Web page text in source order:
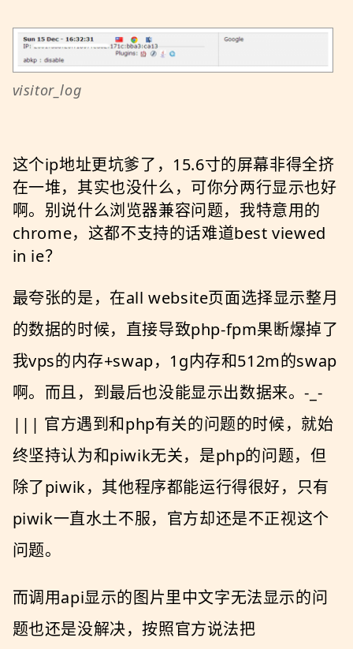
visitor_log
这个ip地址更坑爹了，15.6寸的屏幕非得全挤
在一堆，其实也没什么，可你分两行显示也好
啊。别说什么浏览器兼容问题，我特意用的
chrome，这都不支持的话难道best viewed
in ie？
最夸张的是，在all website页面选择显示整月
的数据的时候，直接导致php-fpm果断爆掉了
我vps的内存+swap，1g内存和512m的swap
啊。而且，到最后也没能显示出数据来。-_-
||| 官方遇到和php有关的问题的时候，就始
终坚持认为和piwik无关，是php的问题，但
除了piwik，其他程序都能运行得很好，只有
piwik一直水土不服，官方却还是不正视这个
问题。
而调用api显示的图片里中文字无法显示的问
题也还是没解决，按照官方说法把